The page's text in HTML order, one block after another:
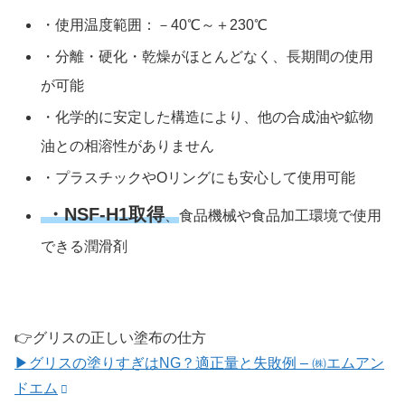
・使用温度範囲：－40℃～＋230℃
・分離・硬化・乾燥がほとんどなく、長期間の使用
が可能
・化学的に安定した構造により、他の合成油や鉱物
油との相溶性がありません
・プラスチックやOリングにも安心して使用可能
・NSF-H1取得、食品機械や食品加工環境で使用
できる潤滑剤
👉グリスの正しい塗布の仕方
▶グリスの塗りすぎはNG？適正量と失敗例 – ㈱エムアン
ドエム